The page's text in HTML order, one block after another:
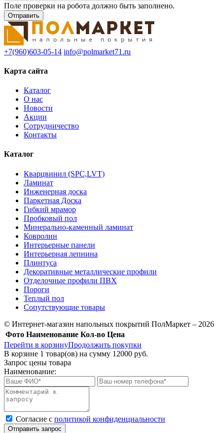
Поле проверки на робота должно быть заполнено.
+7(960)603-05-14 info@polmarket71.ru
Карта сайта
Каталог
О нас
Новости
Акции
Сотрудничество
Контакты
Каталог
Кварцвинил (SPC,LVT)
Ламинат
Инженерная доска
Паркетная Доска
Гибкий мрамор
Пробковый пол
Минерально-каменный ламинат
Ковролин
Интерьерные панели
Интерьерная лепнина
Плинтуса
Декоративные металлические профили
Отделочные профили ПВХ
Пороги
Теплый пол
Сопутствующие товары
© Интернет-магазин напольных покрытий ПолМаркет – 2026
Фото Наименование Кол-во Цена
Перейти в корзинуПродолжить покупки
В корзине 1 товар(ов) на сумму 12000 руб.
Запрос цены товара
Наименование:
Cогласие с политикой конфиденциальности
Отправить запрос